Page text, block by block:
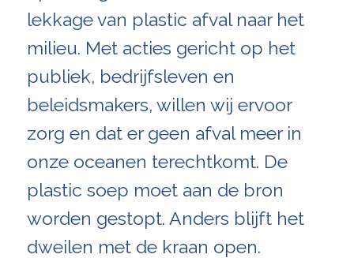
lekkage van plastic afval naar het
milieu. Met acties gericht op het
publiek, bedrijfsleven en
beleidsmakers, willen wij ervoor
zorg en dat er geen afval meer in
onze oceanen terechtkomt. De
plastic soep moet aan de bron
worden gestopt. Anders blijft het
dweilen met de kraan open.